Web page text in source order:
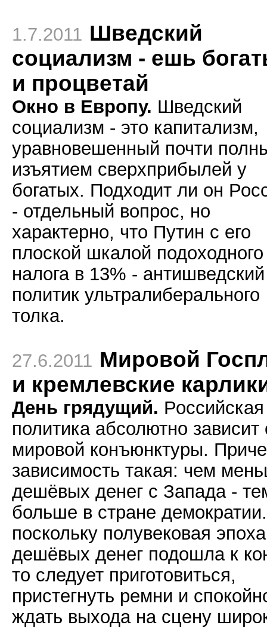
1.7.2011 Шведский
социализм - ешь
и процветай
Окно в Европу. Шведский
социализм - это капитализм,
уравновешенный почти
изъятием сверхприбылей у
богатых. Подходит ли он
- отдельный вопрос, но
характерно, что Путин с его
плоской шкалой подоходного
налога в 13% - антишведский
политик ультралиберального
толка.
27.6.2011 Мировой
и кремлевские
День грядущий. Российская
политика абсолютно зависит
мировой конъюнктуры.
зависимость такая: чем
дешёвых денег с Запада -
больше в стране
поскольку полувековая эпоха
дешёвых денег подошла к
то следует приготовиться,
пристегнуть ремни и
ждать выхода на сцену